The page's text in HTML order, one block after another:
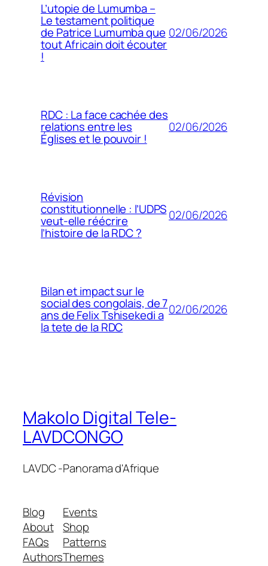
L’utopie de Lumumba –
Le testament politique
de Patrice Lumumba que
tout Africain doit écouter
!
02/06/2026
RDC : La face cachée des
relations entre les
Églises et le pouvoir !
02/06/2026
Révision
constitutionnelle : l’UDPS
veut-elle réécrire
l’histoire de la RDC ?
02/06/2026
Bilan et impact sur le
social des congolais, de 7
ans de Felix Tshisekedi a
la tete de la RDC
02/06/2026
Makolo Digital Tele-
LAVDCONGO
LAVDC -Panorama d'Afrique
Blog
About
FAQs
Authors
Events
Shop
Patterns
Themes